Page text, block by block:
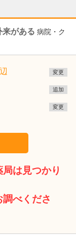
がある 病院・ク
変更
追加
変更
は見つかり
べくださ